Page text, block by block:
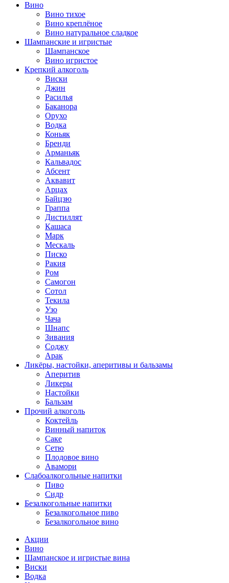
Вино
Вино тихое
Вино креплёное
Вино натуральное сладкое
Шампанские и игристые
Шампанское
Вино игристое
Крепкий алкоголь
Виски
Джин
Расилья
Баканора
Орухо
Водка
Коньяк
Бренди
Арманьяк
Кальвадос
Абсент
Аквавит
Арцах
Байцзю
Граппа
Дистиллят
Кашаса
Марк
Мескаль
Писко
Ракия
Ром
Самогон
Сотол
Текила
Узо
Чача
Шнапс
Зивания
Соджу
Арак
Ликёры, настойки, аперитивы и бальзамы
Аперитив
Ликеры
Настойки
Бальзам
Прочий алкоголь
Коктейль
Винный напиток
Саке
Сетю
Плодовое вино
Авамори
Слабоалкогольные напитки
Пиво
Сидр
Безалкогольные напитки
Безалкогольное пиво
Безалкогольное вино
Акции
Вино
Шампанское и игристые вина
Виски
Водка